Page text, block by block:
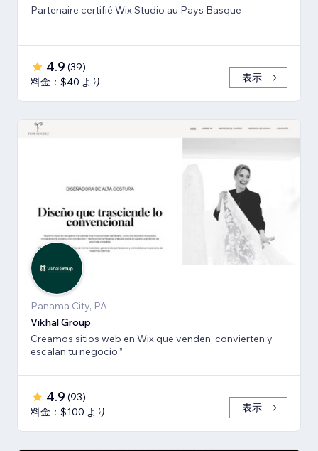
Partenaire certifié Wix Studio au Pays Basque
4.9 (39)
料金：$40 より
表示
Panama City, PA
Vikhal Group
Creamos sitios web en Wix que venden, convierten y
escalan tu negocio.”
4.9 (93)
料金：$100 より
表示